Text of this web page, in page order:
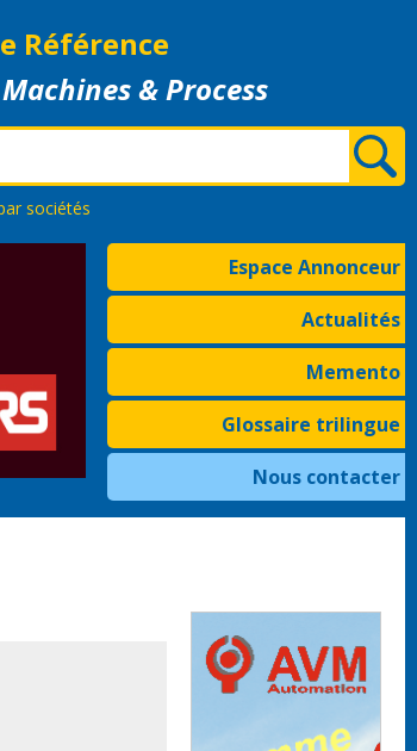
Référence
& Process
sociétés
Espace Annonceur
Actualités
Memento
Glossaire trilingue
Nous contacter